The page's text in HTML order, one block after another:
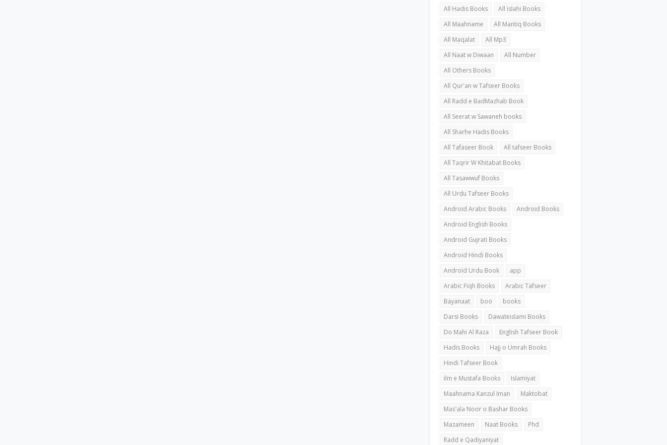
All Hadis Books
All islahi Books
All Maahname
All Mantiq Books
All Maqalat
All Mp3
All Naat w Diwaan
All Number
All Others Books
All Qur'an w Tafseer Books
All Radd e BadMazhab Book
All Seerat w Sawaneh books
All Sharhe Hadis Books
All Tafaseer Book
All tafseer Books
All Taqrir W Khitabat Books
All Tasawwuf Books
All Urdu Tafseer Books
Android Arabic Books
Android Books
Android English Books
Android Gujrati Books
Android Hindi Books
Android Urdu Book
app
Arabic Fiqh Books
Arabic Tafseer
Bayanaat
boo
books
Darsi Books
Dawateislami Books
Do Mahi Al Raza
English Tafseer Book
Hadis Books
Hajj o Umrah Books
Hindi Tafseer Book
ilm e Mustafa Books
Islamiyat
Maahnama Kanzul Iman
Maktobat
Mas'ala Noor o Bashar Books
Mazameen
Naat Books
Phd
Radd e Qadiyaniyat